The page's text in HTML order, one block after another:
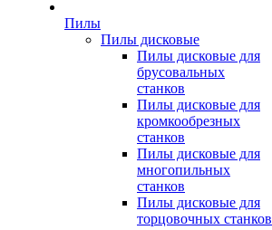
Пилы
Пилы дисковые
Пилы дисковые для
брусовальных
станков
Пилы дисковые для
кромкообрезных
станков
Пилы дисковые для
многопильных
станков
Пилы дисковые для
торцовочных станков